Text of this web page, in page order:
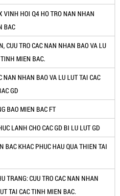
VINH HOI Q4 HO TRO NAN NHAN
BAC
CUU TRO CAC NAN NHAN BAO VA LU
MIEN BAC.
NAN NHAN BAO VA LU LUT TAI CAC
GD
BAO MIEN BAC FT
LANH CHO CAC GD BI LU LUT GD
BAC KHAC PHUC HAU QUA THIEN TAI
TRANG: CUU TRO CAC NAN NHAN
TAI CAC TINH MIEN BAC.